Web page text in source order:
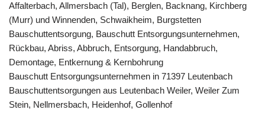
Affalterbach, Allmersbach (Tal), Berglen, Backnang, Kirchberg
(Murr) und Winnenden, Schwaikheim, Burgstetten
Bauschuttentsorgung, Bauschutt Entsorgungsunternehmen,
Rückbau, Abriss, Abbruch, Entsorgung, Handabbruch,
Demontage, Entkernung & Kernbohrung
Bauschutt Entsorgungsunternehmen in 71397 Leutenbach
Bauschuttentsorgungen aus Leutenbach Weiler, Weiler Zum
Stein, Nellmersbach, Heidenhof, Gollenhof